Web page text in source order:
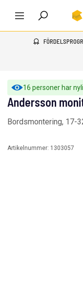
16 personer har
Andersson
Bordsmontering, 17-
Artikelnummer: 1303057